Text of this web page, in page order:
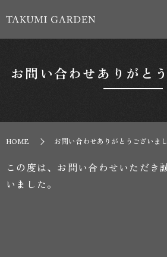
お問い合わせありがと
HOME お問い合わせありがとうございま
この度は、お問い合わせいただき
いました。